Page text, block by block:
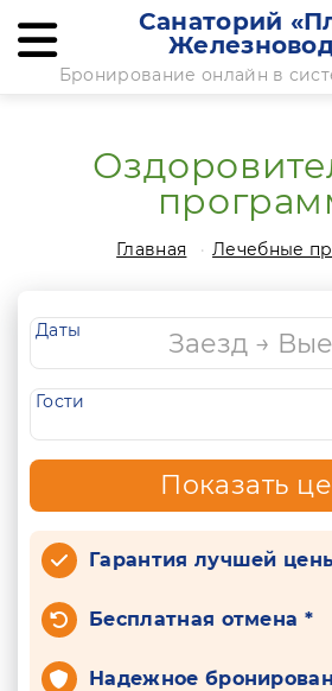
Санаторий
Бронирование онлайн в
Главная Лечебные
Даты
Гости
Показать
Гарантия лучшей
Бесплатная отмена *
Надежное